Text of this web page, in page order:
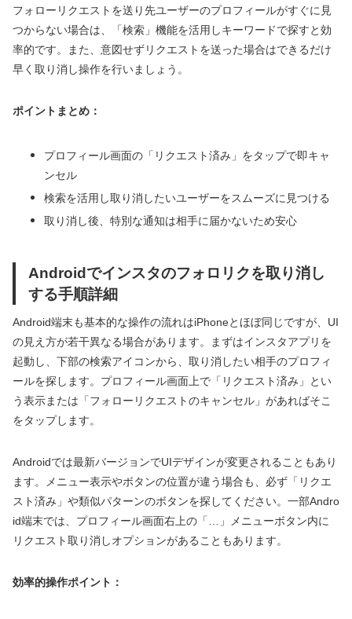
フォローリクエストを送り先ユーザーのプロフィールがすぐに見
つからない場合は、「検索」機能を活用しキーワードで探すと効
率的です。また、意図せずリクエストを送った場合はできるだけ
早く取り消し操作を行いましょう。
ポイントまとめ：
プロフィール画面の「リクエスト済み」をタップで即キャ
ンセル
検索を活用し取り消したいユーザーをスムーズに見つける
取り消し後、特別な通知は相手に届かないため安心
Androidでインスタのフォロリクを取り消し
する手順詳細
Android端末も基本的な操作の流れはiPhoneとほぼ同じですが、UI
の見え方が若干異なる場合があります。まずはインスタアプリを
起動し、下部の検索アイコンから、取り消したい相手のプロフィ
ールを探します。プロフィール画面上で「リクエスト済み」とい
う表示または「フォローリクエストのキャンセル」があればそこ
をタップします。
Androidでは最新バージョンでUIデザインが変更されることもあり
ます。メニュー表示やボタンの位置が違う場合も、必ず「リクエ
スト済み」や類似パターンのボタンを探してください。一部Andro
id端末では、プロフィール画面右上の「…」メニューボタン内に
リクエスト取り消しオプションがあることもあります。
効率的操作ポイント：